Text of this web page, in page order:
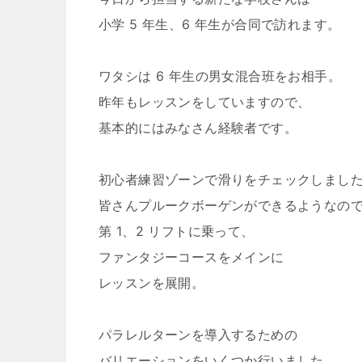
小学 5 年生、6 年生が合同で訪れます。
ワタシは 6 年生の男女混合班をお相手。
昨年もレッスンをしていますので、
基本的にはみなさん経験者です。
初心者練習ゾーンで滑りをチェックしました
皆さんプルークボーゲンができるようなので
第 1、2 リフトに乗って、
ファンタジーコースをメインに
レッスンを展開。
パラレルターンを導入するための